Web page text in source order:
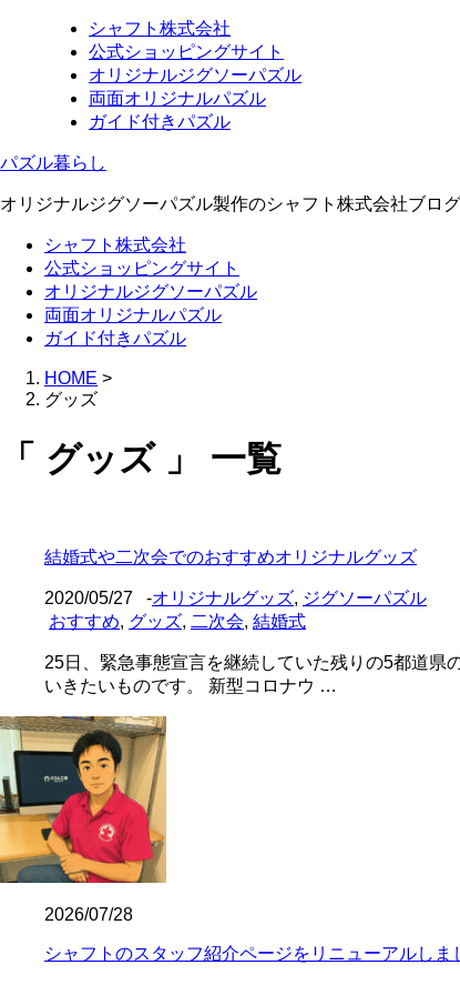
シャフト株式会社
公式ショッピングサイト
オリジナルジグソーパズル
両面オリジナルパズル
ガイド付きパズル
パズル暮らし
オリジナルジグソーパズル製作のシャフト株式会社ブログ
シャフト株式会社
公式ショッピングサイト
オリジナルジグソーパズル
両面オリジナルパズル
ガイド付きパズル
HOME >
グッズ
「 グッズ 」 一覧
結婚式や二次会でのおすすめオリジナルグッズ
2020/05/27 -オリジナルグッズ, ジグソーパズル
おすすめ, グッズ, 二次会, 結婚式
25日、緊急事態宣言を継続していた残りの5都道県
いきたいものです。 新型コロナウ …
2026/07/28
シャフトのスタッフ紹介ページをリニューアルしま